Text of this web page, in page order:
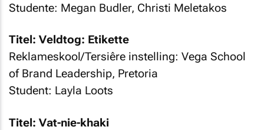
Studente: Megan Budler, Christi Meletakos
Titel: Veldtog: Etikette
Reklameskool/Tersiêre instelling: Vega School
of Brand Leadership, Pretoria
Student: Layla Loots
Titel: Vat-nie-khaki